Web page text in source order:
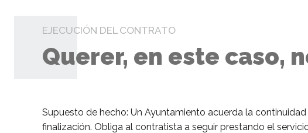
EJECUCIÓN DEL CONTRATO
Querer, en este caso,
Supuesto de hecho: Un Ayuntamiento acuerda la
finalización. Obliga al contratista a seguir prestando el